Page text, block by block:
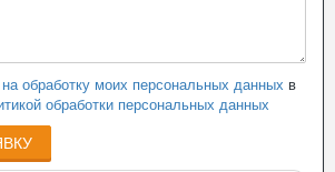
обработку моих персональных данных в
обработки персональных данных